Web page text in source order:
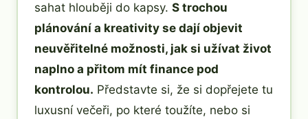
sahat hlouběji do kapsy. S trochou
plánování a kreativity se dají objevit
neuvěřitelné možnosti, jak si užívat život
naplno a přitom mít finance pod
kontrolou. Představte si, že si dopřejete tu
luxusní večeři, po které toužíte, nebo si